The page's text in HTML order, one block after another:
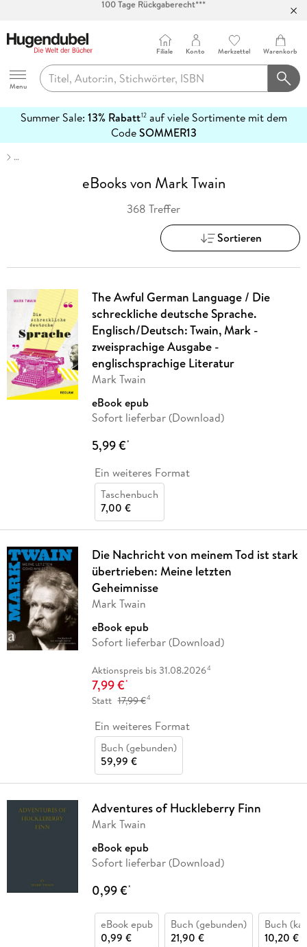
Abholung in über 100 Filialen
Hugendubel
Menu
Filiale Konto Merkzettel Warenkorb
Summer Sale: 13% Rabatt12auf viele Sortimente mit dem
CodeSOMMER13
erfahren
…
eBooks von Mark Twain
368 Treffer
Sortieren
The Awful German Language / Die
schreckliche deutsche Sprache.
Englisch/Deutsch: Twain, Mark -
zweisprachige Ausgabe -
englischsprachige Literatur
Mark Twain
eBook epub
Sofort lieferbar (Download)
5,99 €*
Ein weiteres Format
Taschenbuch
7,00 €
Die Nachricht von meinem Tod ist stark
übertrieben: Meine letzten
Geheimnisse
Mark Twain
eBook epub
Sofort lieferbar (Download)
Aktionspreis bis 31.08.20264
7,99 €*
Statt 17,99 €4
Ein weiteres Format
Buch (gebunden)
59,99 €
Adventures of Huckleberry Finn
Mark Twain
eBook epub
Sofort lieferbar (Download)
0,99 €*
eBook epub
0,99 €
Buch (gebunden)
21,90 €
Buch
10,20 €